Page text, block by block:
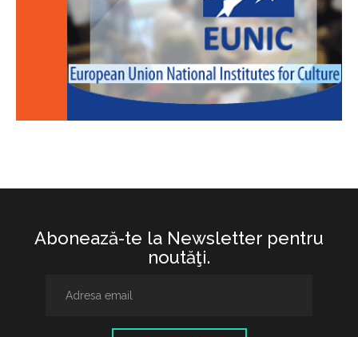
Abonează-te la Newsletter pentru
noutăţi.